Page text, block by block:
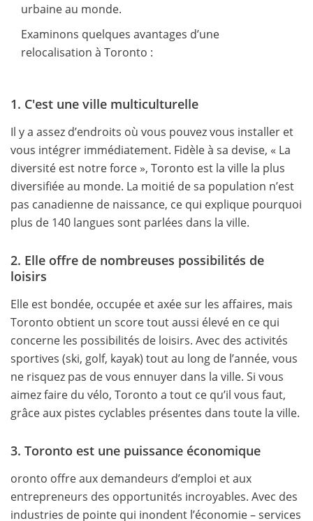
urbaine au monde.
Examinons quelques avantages d’une
relocalisation à Toronto :
1. C'est une ville multiculturelle
Il y a assez d’endroits où vous pouvez vous installer et
vous intégrer immédiatement. Fidèle à sa devise, « La
diversité est notre force », Toronto est la ville la plus
diversifiée au monde. La moitié de sa population n’est
pas canadienne de naissance, ce qui explique pourquoi
plus de 140 langues sont parlées dans la ville.
2. Elle offre de nombreuses possibilités de
loisirs
Elle est bondée, occupée et axée sur les affaires, mais
Toronto obtient un score tout aussi élevé en ce qui
concerne les possibilités de loisirs. Avec des activités
sportives (ski, golf, kayak) tout au long de l’année, vous
ne risquez pas de vous ennuyer dans la ville. Si vous
aimez faire du vélo, Toronto a tout ce qu’il vous faut,
grâce aux pistes cyclables présentes dans toute la ville.
3. Toronto est une puissance économique
oronto offre aux demandeurs d’emploi et aux
entrepreneurs des opportunités incroyables. Avec des
industries de pointe qui inondent l’économie – services